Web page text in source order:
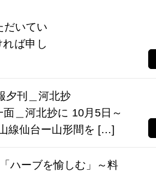
だいてい
ば申し
夕刊＿河北抄
＿河北抄に 10月5日～
線仙台ー山形間を […]
ハーブを愉しむ」～料